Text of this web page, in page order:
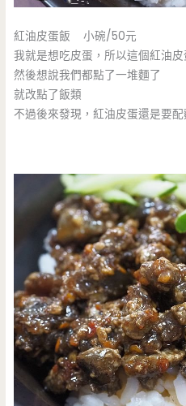
紅油皮蛋飯 小碗/50元
我就是想吃皮蛋，所以這個紅油
然後想說我們都點了一堆麵了
就改點了飯類
不過後來發現，紅油皮蛋還是要